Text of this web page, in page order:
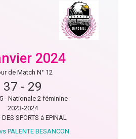
2024
de Match N° 12
37 - 29
- Nationale 2 féminine
2023-2024
SPORTS à EPINAL
PALENTE BESANCON